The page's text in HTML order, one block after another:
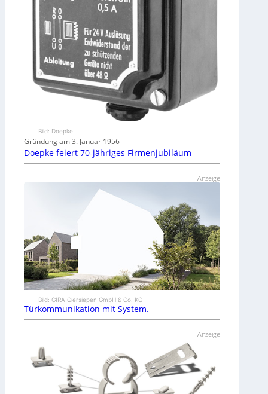
Bild: Doepke
Gründung am 3. Januar 1956
Doepke feiert 70-jähriges Firmenjubiläum
Anzeige
Bild: GIRA Giersiepen GmbH & Co. KG
Türkommunikation mit System.
Anzeige